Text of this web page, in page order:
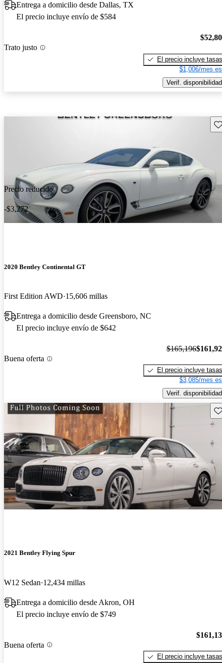
Entrega a domicilio desde Dallas, TX
El precio incluye envío de $584
Trato justo
El precio incluye tasas
$1,006/mes
Verif. disponibilidad
Precio reducido
-$3,272
2020 Bentley Continental GT
First Edition AWD 15,606 millas
Entrega a domicilio desde Greensboro, NC
El precio incluye envío de $642
Buena oferta
$165,196
El precio incluye tasas
$3,085/mes
Verif. disponibilidad
2021 Bentley Flying Spur
W12 Sedan 12,434 millas
Entrega a domicilio desde Akron, OH
El precio incluye envío de $749
Buena oferta
El precio incluye tasas